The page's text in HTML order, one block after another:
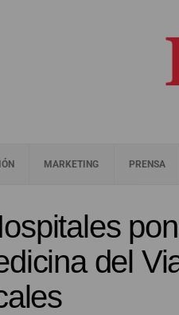
MARKETING PRENSA
del